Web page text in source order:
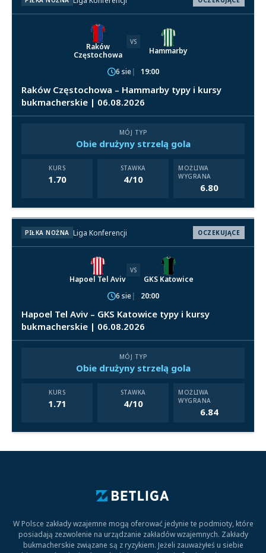
Raków
Częstochowa
VS
Hammarby
6 sie 19:00
Raków Częstochowa – Hammarby typy i kursy
bukmacherskie | 06.08.2026
MÓJ TYP
Obie drużyny strzelą gola
KURS
1.70
STAWKA
4/10
MOŻLIWA
WYGRANA
6.80
PIŁKA NOŻNA Liga Konferencji OCZEKUJĄCE
Hapoel Tel Aviv
VS
GKS Katowice
6 sie
20:00
Hapoel Tel Aviv – GKS Katowice typy i kursy
bukmacherskie | 06.08.2026
MÓJ TYP
Obie drużyny strzelą gola
KURS
1.71
STAWKA
4/10
MOŻLIWA
WYGRANA
6.84
W Polsce zakłady wzajemne mogą oferować jedynie te podmioty, które
posiadają zezwolenie na urządzanie zakładów wzajemnych. Zakłady
bukmacherskie związane są z ryzykiem. Jeżeli zauważyłeś u siebie